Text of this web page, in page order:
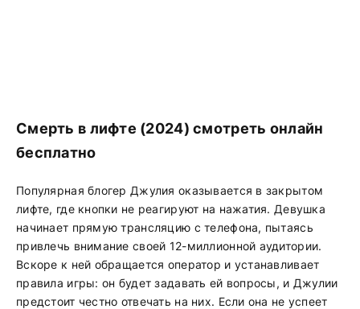
Смерть в лифте (2024) смотреть онлайн
бесплатно
Популярная блогер Джулия оказывается в закрытом
лифте, где кнопки не реагируют на нажатия. Девушка
начинает прямую трансляцию с телефона, пытаясь
привлечь внимание своей 12-миллионной аудитории.
Вскоре к ней обращается оператор и устанавливает
правила игры: он будет задавать ей вопросы, и Джулии
предстоит честно отвечать на них. Если она не успеет